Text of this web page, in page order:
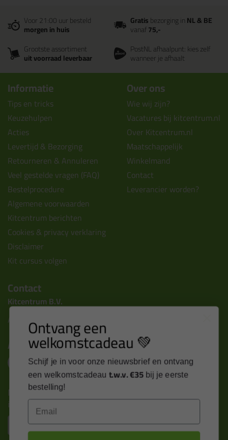
Voor 21:00 uur besteld
morgen in huis
Gratisbezorging inNL & BE
vanaf75,-
Grootste assortiment
uit voorraad leverbaar
PostNL afhaalpunt: kies zelf
wanneer je afhaalt
Informatie
Tips en tricks
Keuzehulpen
Acties
Levertijd & Bezorging
Retourneren & Annuleren
Veel gestelde vragen (FAQ)
Bestelprocedure
Algemene voorwaarden
Kitcentrum berichten
Cookies & privacy verklaring
Disclaimer
Kit cursus volgen
Over ons
Wie wij zijn?
Vacatures bij kitcentrum.nl
Over Kitcentrum.nl
Maatschappelijk
Winkelmand
Contact
Leverancier worden?
Contact
Kitcentrum B.V.
Alle contactgegevens >
Altijd op de hoogte blijven?
Nieuws, tips en exclusieve deals rechtstreeks in je
inbox
Ontvang een
welkomstcadeau 💚
Schijf je in voor onze nieuwsbrief en ontvang
een welkomstcadeau t.w.v. €35 bij je eerste
bestelling!